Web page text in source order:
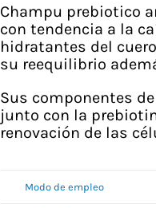
Champu prebiotico
con tendencia a la
hidratantes del
su reequilibrio
Sus componentes
junto con la
renovación de las
Modo de empleo